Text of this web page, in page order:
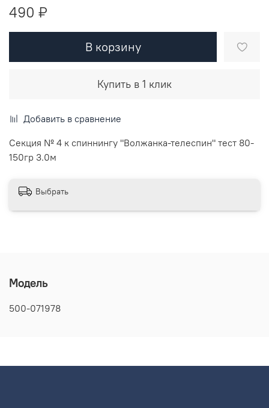
490 ₽
В корзину
Купить в 1 клик
Добавить в сравнение
Секция № 4 к спиннингу "Волжанка-телеспин" тест 80-
150гр 3.0м
Выбрать
Модель
500-071978